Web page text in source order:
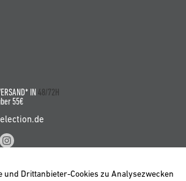
IN 48/72H
55€
und Drittanbieter-Cookies zu Analysezwecken